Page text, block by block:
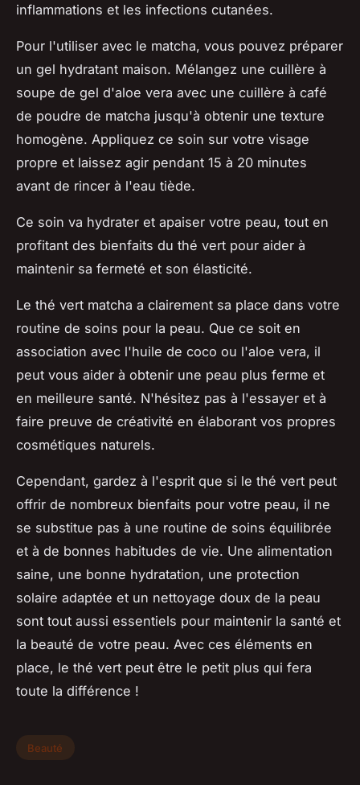
inflammations et les infections cutanées.
Pour l'utiliser avec le matcha, vous pouvez préparer
un gel hydratant maison. Mélangez une cuillère à
soupe de gel d'aloe vera avec une cuillère à café
de poudre de matcha jusqu'à obtenir une texture
homogène. Appliquez ce soin sur votre visage
propre et laissez agir pendant 15 à 20 minutes
avant de rincer à l'eau tiède.
Ce soin va hydrater et apaiser votre peau, tout en
profitant des bienfaits du thé vert pour aider à
maintenir sa fermeté et son élasticité.
Le thé vert matcha a clairement sa place dans votre
routine de soins pour la peau. Que ce soit en
association avec l'huile de coco ou l'aloe vera, il
peut vous aider à obtenir une peau plus ferme et
en meilleure santé. N'hésitez pas à l'essayer et à
faire preuve de créativité en élaborant vos propres
cosmétiques naturels.
Cependant, gardez à l'esprit que si le thé vert peut
offrir de nombreux bienfaits pour votre peau, il ne
se substitue pas à une routine de soins équilibrée
et à de bonnes habitudes de vie. Une alimentation
saine, une bonne hydratation, une protection
solaire adaptée et un nettoyage doux de la peau
sont tout aussi essentiels pour maintenir la santé et
la beauté de votre peau. Avec ces éléments en
place, le thé vert peut être le petit plus qui fera
toute la différence !
Beauté